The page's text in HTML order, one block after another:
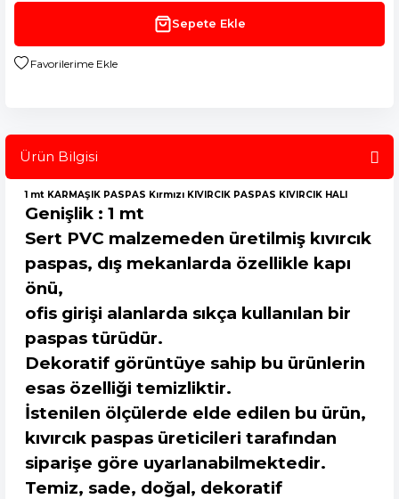
Sepete Ekle
Ürün Bilgisi
1 mt KARMAŞIK PASPAS Kırmızı KIVIRCIK PASPAS KIVIRCIK HALI
Genişlik : 1 mt
Sert PVC malzemeden üretilmiş kıvırcık
paspas, dış mekanlarda özellikle kapı
önü,
ofis girişi alanlarda sıkça kullanılan bir
paspas türüdür.
Dekoratif görüntüye sahip bu ürünlerin
esas özelliği temizliktir.
İstenilen ölçülerde elde edilen bu ürün,
kıvırcık paspas üreticileri tarafından
siparişe göre uyarlanabilmektedir.
Temiz, sade, doğal, dekoratif